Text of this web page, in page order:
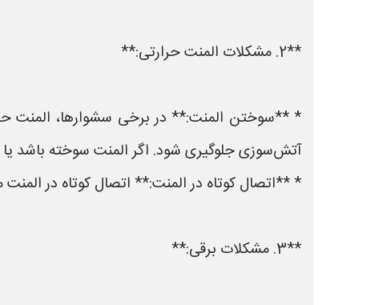
**2. مشکلات المنت حرارتی:**
* **سوختن المنت:** در برخی سشوارها، المنت
آتش‌سوزی جلوگیری شود. اگر المنت سوخته باشد
* **اتصال کوتاه در المنت:** اتصال کوتاه در
**3. مشکلات برقی:**